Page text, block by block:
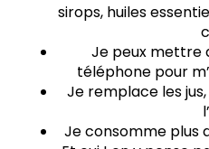
sirops, huiles
Je peux mettre
téléphone pour
Je remplace les
Je consomme plus